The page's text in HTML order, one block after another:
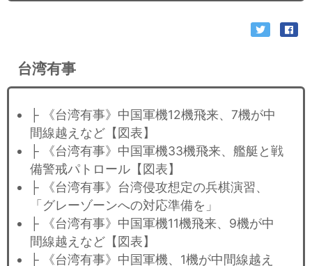
台湾有事
├ 《台湾有事》中国軍機12機飛来、7機が中
間線越えなど【図表】
├ 《台湾有事》中国軍機33機飛来、艦艇と戦
備警戒パトロール【図表】
├ 《台湾有事》台湾侵攻想定の兵棋演習、
「グレーゾーンへの対応準備を」
├ 《台湾有事》中国軍機11機飛来、9機が中
間線越えなど【図表】
├ 《台湾有事》中国軍機、1機が中間線越え